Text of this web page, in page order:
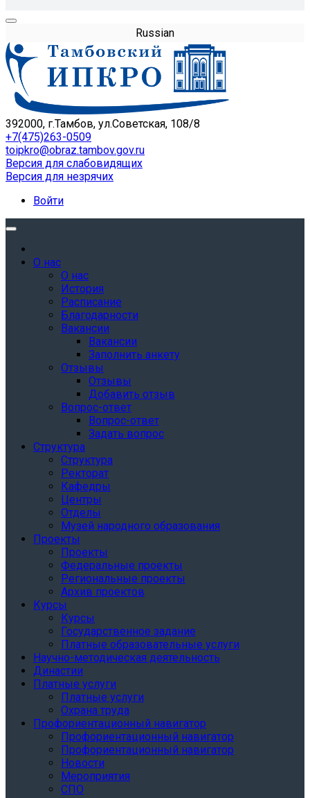
Russian
392000, г.Тамбов, ул.Советская, 108/8
+7(475)263-0509
toipkro@obraz.tambov.gov.ru
Версия для слабовидящих
Версия для незрячих
Войти
О нас
О нас
История
Расписание
Благодарности
Вакансии
Вакансии
Заполнить анкету
Отзывы
Отзывы
Добавить отзыв
Вопрос-ответ
Вопрос-ответ
Задать вопрос
Структура
Структура
Ректорат
Кафедры
Центры
Отделы
Музей народного образования
Проекты
Проекты
Федеральные проекты
Региональные проекты
Архив проектов
Курсы
Курсы
Государственное задание
Платные образовательные услуги
Научно-методическая деятельность
Династии
Платные услуги
Платные услуги
Охрана труда
Профориентационный навигатор
Профориентационный навигатор
Профориентационный навигатор
Новости
Мероприятия
СПО